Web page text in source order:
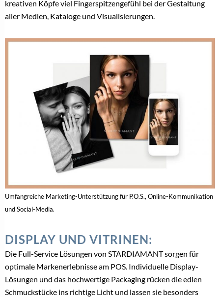
kreativen Köpfe viel Fingerspitzengefühl bei der Gestaltung
aller Medien, Kataloge und Visualisierungen.
Umfangreiche Marketing-Unterstützung für P.O.S., Online-Kommunikation
und Social-Media.
DISPLAY UND VITRINEN:
Die Full-Service Lösungen von STARDIAMANT sorgen für
optimale Markenerlebnisse am POS. Individuelle Display-
Lösungen und das hochwertige Packaging rücken die edlen
Schmuckstücke ins richtige Licht und lassen sie besonders